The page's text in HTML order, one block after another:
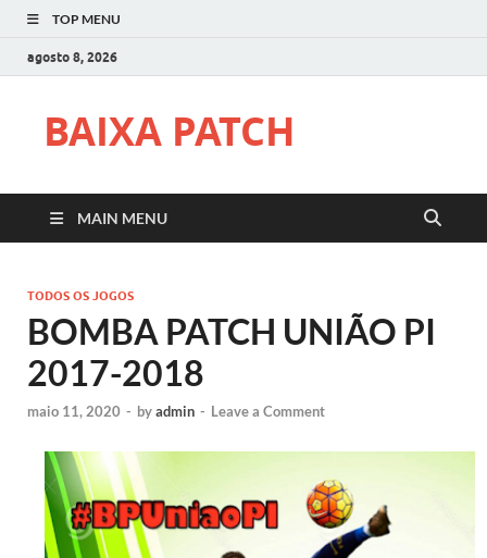
TOP MENU
agosto 8, 2026
BAIXA PATCH
MAIN MENU
TODOS OS JOGOS
BOMBA PATCH UNIÃO PI
2017-2018
maio 11, 2020 - byadmin - Leave a Comment